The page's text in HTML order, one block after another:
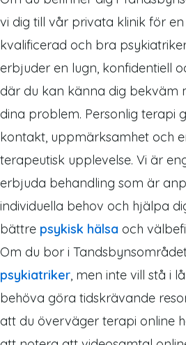
vi dig till vår privata klinik för
kvalificerad och bra
erbjuder en lugn, konfidentiell
där du kan känna dig bekväm
dina problem. Personlig terapi
kontakt, uppmärksamhet och
terapeutisk upplevelse. Vi är
erbjuda behandling som är
individuella behov och hjälpa
bättre psykisk hälsa och
Om du bor i
psykiatriker, men inte vill stå i
behöva göra tidskrävande
att du överväger terapi online